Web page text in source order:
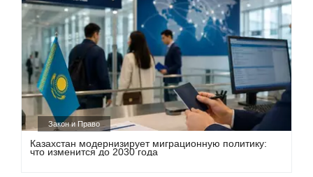
Закон и Право
Казахстан модернизирует миграционную политику:
что изменится до 2030 года